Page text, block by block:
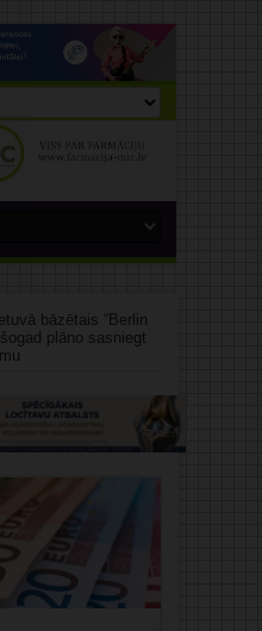
bāzētais “Berlin
plāno sasniegt